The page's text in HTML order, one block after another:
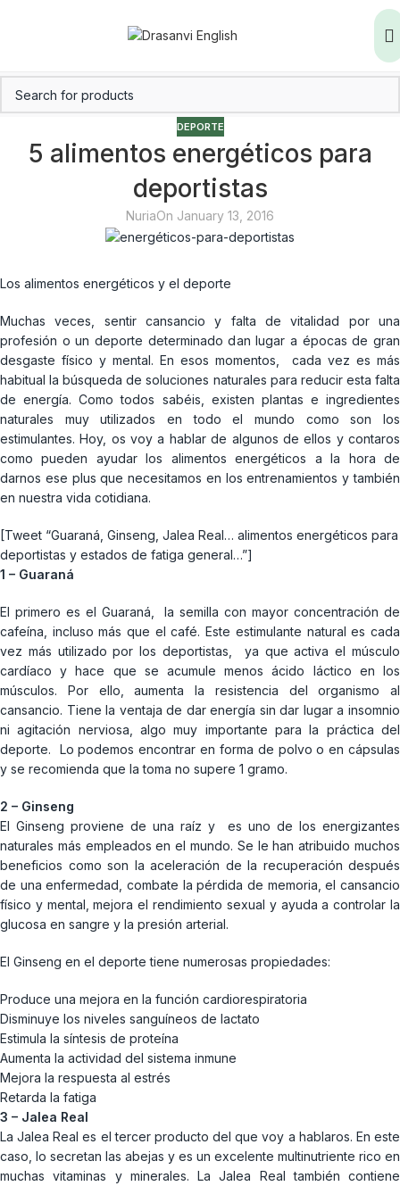
DEPORTE
5 alimentos energéticos para
deportistas
NuriaOn January 13, 2016
Los alimentos energéticos y el deporte
Muchas veces, sentir cansancio y falta de vitalidad por una
profesión o un deporte determinado dan lugar a épocas de gran
desgaste físico y mental. En esos momentos, cada vez es más
habitual la búsqueda de soluciones naturales para reducir esta falta
de energía. Como todos sabéis, existen plantas e ingredientes
naturales muy utilizados en todo el mundo como son los
estimulantes. Hoy, os voy a hablar de algunos de ellos y contaros
como pueden ayudar los alimentos energéticos a la hora de
darnos ese plus que necesitamos en los entrenamientos y también
en nuestra vida cotidiana.
[Tweet “Guaraná, Ginseng, Jalea Real… alimentos energéticos para
deportistas y estados de fatiga general…”]
1 – Guaraná
El primero es el Guaraná, la semilla con mayor concentración de
cafeína, incluso más que el café. Este estimulante natural es cada
vez más utilizado por los deportistas, ya que activa el músculo
cardíaco y hace que se acumule menos ácido láctico en los
músculos. Por ello, aumenta la resistencia del organismo al
cansancio. Tiene la ventaja de dar energía sin dar lugar a insomnio
ni agitación nerviosa, algo muy importante para la práctica del
deporte. Lo podemos encontrar en forma de polvo o en cápsulas
y se recomienda que la toma no supere 1 gramo.
2 – Ginseng
El Ginseng proviene de una raíz y es uno de los energizantes
naturales más empleados en el mundo. Se le han atribuido muchos
beneficios como son la aceleración de la recuperación después
de una enfermedad, combate la pérdida de memoria, el cansancio
físico y mental, mejora el rendimiento sexual y ayuda a controlar la
glucosa en sangre y la presión arterial.
El Ginseng en el deporte tiene numerosas propiedades:
Produce una mejora en la función cardiorespiratoria
Disminuye los niveles sanguíneos de lactato
Estimula la síntesis de proteína
Aumenta la actividad del sistema inmune
Mejora la respuesta al estrés
Retarda la fatiga
3 – Jalea Real
La Jalea Real es el tercer producto del que voy a hablaros. En este
caso, lo secretan las abejas y es un excelente multinutriente rico en
muchas vitaminas y minerales. La Jalea Real también contiene